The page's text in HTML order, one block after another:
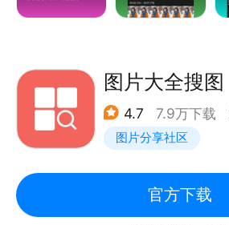
核心功能体验
ps提供丰富的图片编辑能力，支持
辑、图片处理等多种操作，拥有海
象化等创意效果，并提供智能抠图
理等功能，让图片创作更加自由。
【滤镜调色】
提供复古、黑白、电影胶片、
图片大全搜图
4.7 7.9万下载
图片分享社区
官方下载